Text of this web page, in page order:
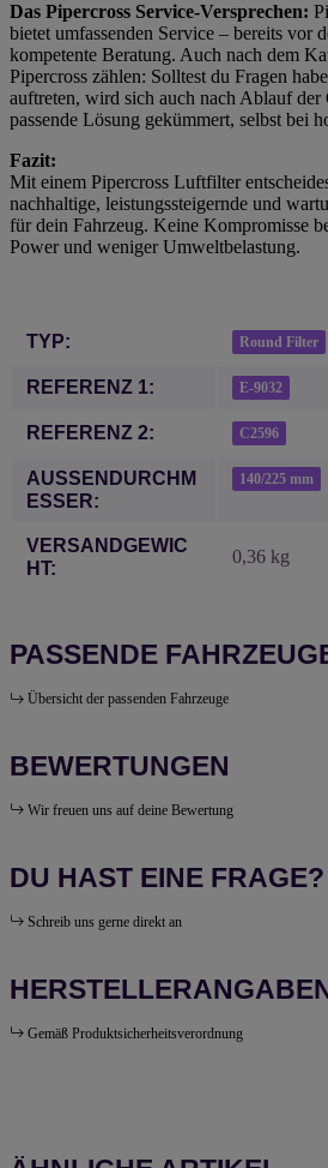
Das Pipercross Service-Versprechen:
bietet umfassenden Service – bereits vor
kompetente Beratung. Auch nach dem
Pipercross zählen: Solltest du Fragen
auftreten, wird sich auch nach Ablauf der
passende Lösung gekümmert, selbst bei
Fazit:
Mit einem Pipercross Luftfilter
nachhaltige, leistungssteigernde und
für dein Fahrzeug. Keine Kompromisse
Power und weniger Umweltbelastung.
Produkteigenschaft
Wert
TYP: Round Filter
REFERENZ 1: E-9032
REFERENZ 2: C2596
AUSSENDURCHME
SSER:
140/225 mm
VERSANDGEWIC
HT:
0,36 kg
PASSENDE
Übersicht der passenden Fahrzeuge
BEWERTUNGEN
Wir freuen uns auf deine Bewertung
DU HAST EINE FRAGE?
Schreib uns gerne direkt an
Gemäß Produktsicherheitsverordnung